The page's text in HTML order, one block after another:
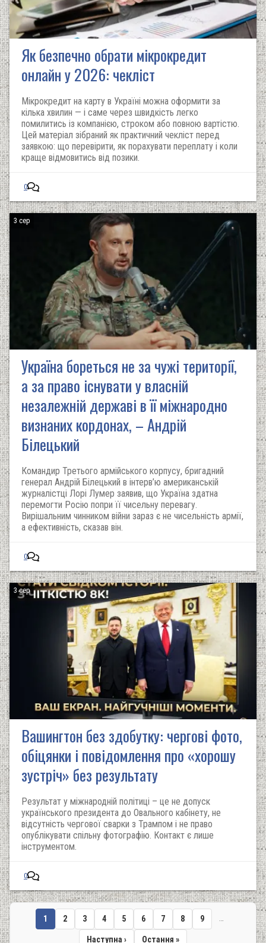
Як безпечно обрати мікрокредит
онлайн у 2026: чекліст
Мікрокредит на карту в Україні можна оформити за
кілька хвилин — і саме через швидкість легко
помилитись із компанією, строком або повною вартістю.
Цей матеріал зібраний як практичний чекліст перед
заявкою: що перевірити, як порахувати переплату і коли
краще відмовитись від позики.
0
3 сер
Україна бореться не за чужі території,
а за право існувати у власній
незалежній державі в її міжнародно
визнаних кордонах, – Андрій
Білецький
Командир Третього армійського корпусу, бригадний
генерал Андрій Білецький в інтерв’ю американській
журналістці Лорі Лумер заявив, що Україна здатна
перемогти Росію попри її чисельну перевагу.
Вирішальним чинником війни зараз є не чисельність армії,
а ефективність, сказав він.
0
3 сер
Вашингтон без здобутку: чергові фото,
обіцянки і повідомлення про «хорошу
зустріч» без результату
Результат у міжнародній політиці – це не допуск
українського президента до Овального кабінету, не
відсутність чергової сварки з Трампом і не право
опублікувати спільну фотографію. Контакт є лише
інструментом.
0
Поточна
сторінка
1 Сторінка
2 Сторінка
3 Сторінка
4 Сторінка
5 Сторінка
6 Сторінка
7 Сторінка
8 Сторінка
9
Наступна
Наступна › Остання
Остання »